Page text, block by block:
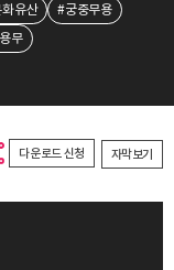
유산
#궁중무용
무
다운로드 신청 자막보기